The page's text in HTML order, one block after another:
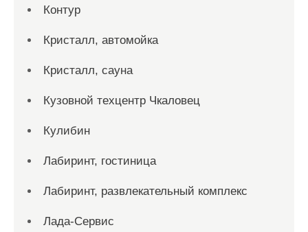
Контур
Кристалл, автомойка
Кристалл, сауна
Кузовной техцентр Чкаловец
Кулибин
Лабиринт, гостиница
Лабиринт, развлекательный комплекс
Лада-Сервис